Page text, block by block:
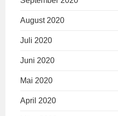
August 2020
Juli 2020
Juni 2020
Mai 2020
April 2020